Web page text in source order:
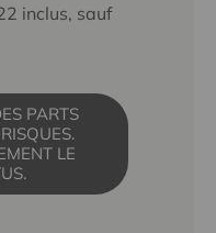
inclus, sauf
PARTS
LE